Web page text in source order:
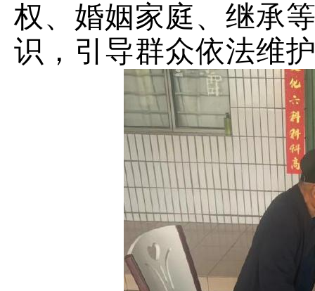
权、婚姻家庭、继承
识，引导群众依法维